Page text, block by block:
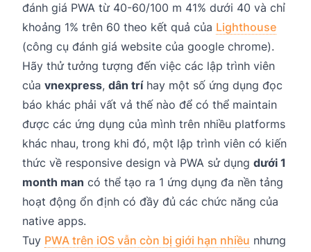
đánh giá PWA từ 40-60/100 m 41% dưới 40 và chỉ
khoảng 1% trên 60 theo kết quả của Lighthouse
(công cụ đánh giá website của google chrome).
Hãy thử tưởng tượng đến việc các lập trình viên
của vnexpress, dân tríhay một số ứng dụng đọc
báo khác phải vất vả thế nào để có thể maintain
được các ứng dụng của mình trên nhiều platforms
khác nhau, trong khi đó, một lập trình viên có kiến
thức về responsive design và PWA sử dụng dưới 1
month man có thể tạo ra 1 ứng dụng đa nền tảng
hoạt động ổn định có đầy đủ các chức năng của
native apps.
Tuy PWA trên iOS vẫn còn bị giới hạn nhiều nhưng